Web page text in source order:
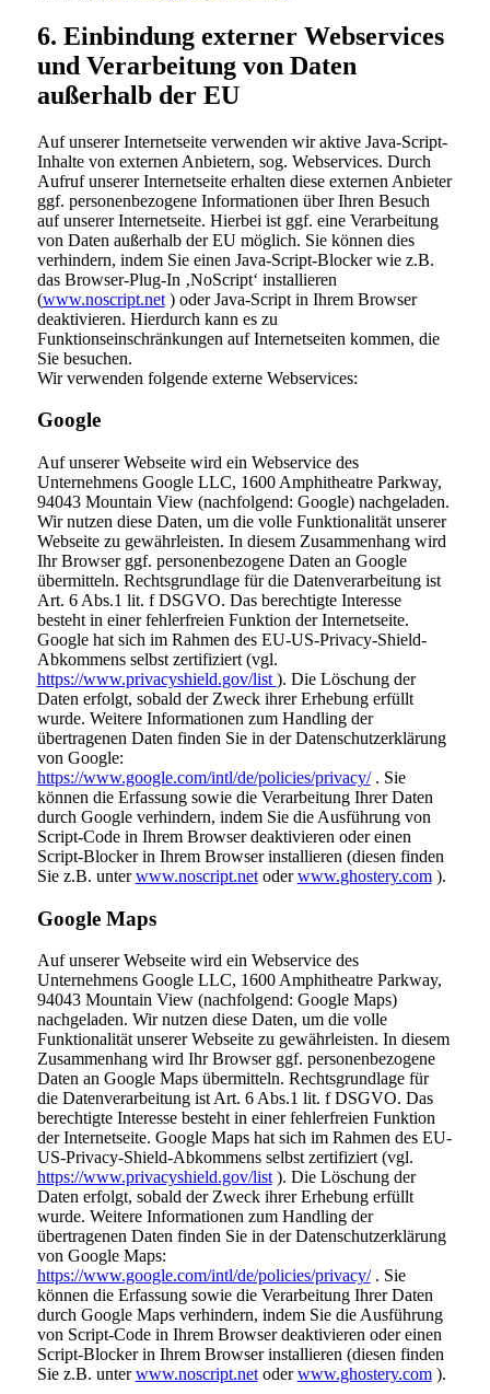
6. Einbindung externer Webservices
und Verarbeitung von Daten
außerhalb der EU
Auf unserer Internetseite verwenden wir aktive Java-Script-
Inhalte von externen Anbietern, sog. Webservices. Durch
Aufruf unserer Internetseite erhalten diese externen Anbieter
ggf. personenbezogene Informationen über Ihren Besuch
auf unserer Internetseite. Hierbei ist ggf. eine Verarbeitung
von Daten außerhalb der EU möglich. Sie können dies
verhindern, indem Sie einen Java-Script-Blocker wie z.B.
das Browser-Plug-In ‚NoScript‘ installieren
(www.noscript.net) oder Java-Script in Ihrem Browser
deaktivieren. Hierdurch kann es zu
Funktionseinschränkungen auf Internetseiten kommen, die
Sie besuchen.
Wir verwenden folgende externe Webservices:
Google
Auf unserer Webseite wird ein Webservice des
Unternehmens Google LLC, 1600 Amphitheatre Parkway,
94043 Mountain View (nachfolgend: Google) nachgeladen.
Wir nutzen diese Daten, um die volle Funktionalität unserer
Webseite zu gewährleisten. In diesem Zusammenhang wird
Ihr Browser ggf. personenbezogene Daten an Google
übermitteln. Rechtsgrundlage für die Datenverarbeitung ist
Art. 6 Abs.1 lit. f DSGVO. Das berechtigte Interesse
besteht in einer fehlerfreien Funktion der Internetseite.
Google hat sich im Rahmen des EU-US-Privacy-Shield-
Abkommens selbst zertifiziert (vgl.
https://www.privacyshield.gov/list ). Die Löschung der
Daten erfolgt, sobald der Zweck ihrer Erhebung erfüllt
wurde. Weitere Informationen zum Handling der
übertragenen Daten finden Sie in der Datenschutzerklärung
von Google:
https://www.google.com/intl/de/policies/privacy/. Sie
können die Erfassung sowie die Verarbeitung Ihrer Daten
durch Google verhindern, indem Sie die Ausführung von
Script-Code in Ihrem Browser deaktivieren oder einen
Script-Blocker in Ihrem Browser installieren (diesen finden
Sie z.B. unterwww.noscript.netoderwww.ghostery.com).
Google Maps
Auf unserer Webseite wird ein Webservice des
Unternehmens Google LLC, 1600 Amphitheatre Parkway,
94043 Mountain View (nachfolgend: Google Maps)
nachgeladen. Wir nutzen diese Daten, um die volle
Funktionalität unserer Webseite zu gewährleisten. In diesem
Zusammenhang wird Ihr Browser ggf. personenbezogene
Daten an Google Maps übermitteln. Rechtsgrundlage für
die Datenverarbeitung ist Art. 6 Abs.1 lit. f DSGVO. Das
berechtigte Interesse besteht in einer fehlerfreien Funktion
der Internetseite. Google Maps hat sich im Rahmen des EU-
US-Privacy-Shield-Abkommens selbst zertifiziert (vgl.
https://www.privacyshield.gov/list). Die Löschung der
Daten erfolgt, sobald der Zweck ihrer Erhebung erfüllt
wurde. Weitere Informationen zum Handling der
übertragenen Daten finden Sie in der Datenschutzerklärung
von Google Maps:
https://www.google.com/intl/de/policies/privacy/. Sie
können die Erfassung sowie die Verarbeitung Ihrer Daten
durch Google Maps verhindern, indem Sie die Ausführung
von Script-Code in Ihrem Browser deaktivieren oder einen
Script-Blocker in Ihrem Browser installieren (diesen finden
Sie z.B. unterwww.noscript.netoderwww.ghostery.com).